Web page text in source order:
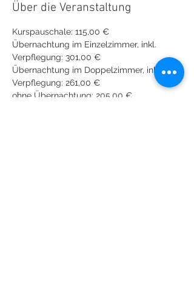
Über die Veranstaltung
Kurspauschale: 115,00 €
Übernachtung im Einzelzimmer, inkl.
Verpflegung: 301,00 €
Übernachtung im Doppelzimmer, inkl.
Verpflegung: 261,00 €
ohne Übernachtung: 205,00 €